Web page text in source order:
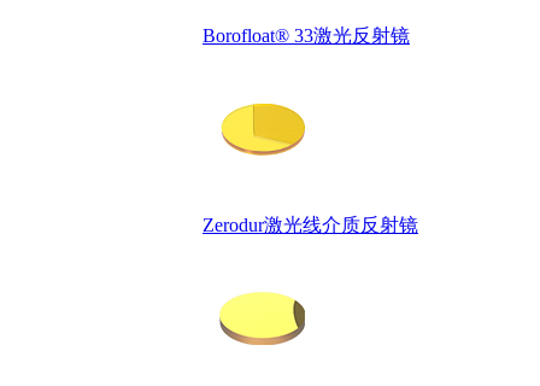
Borofloat® 33激光反射镜
Zerodur激光线介质反射镜